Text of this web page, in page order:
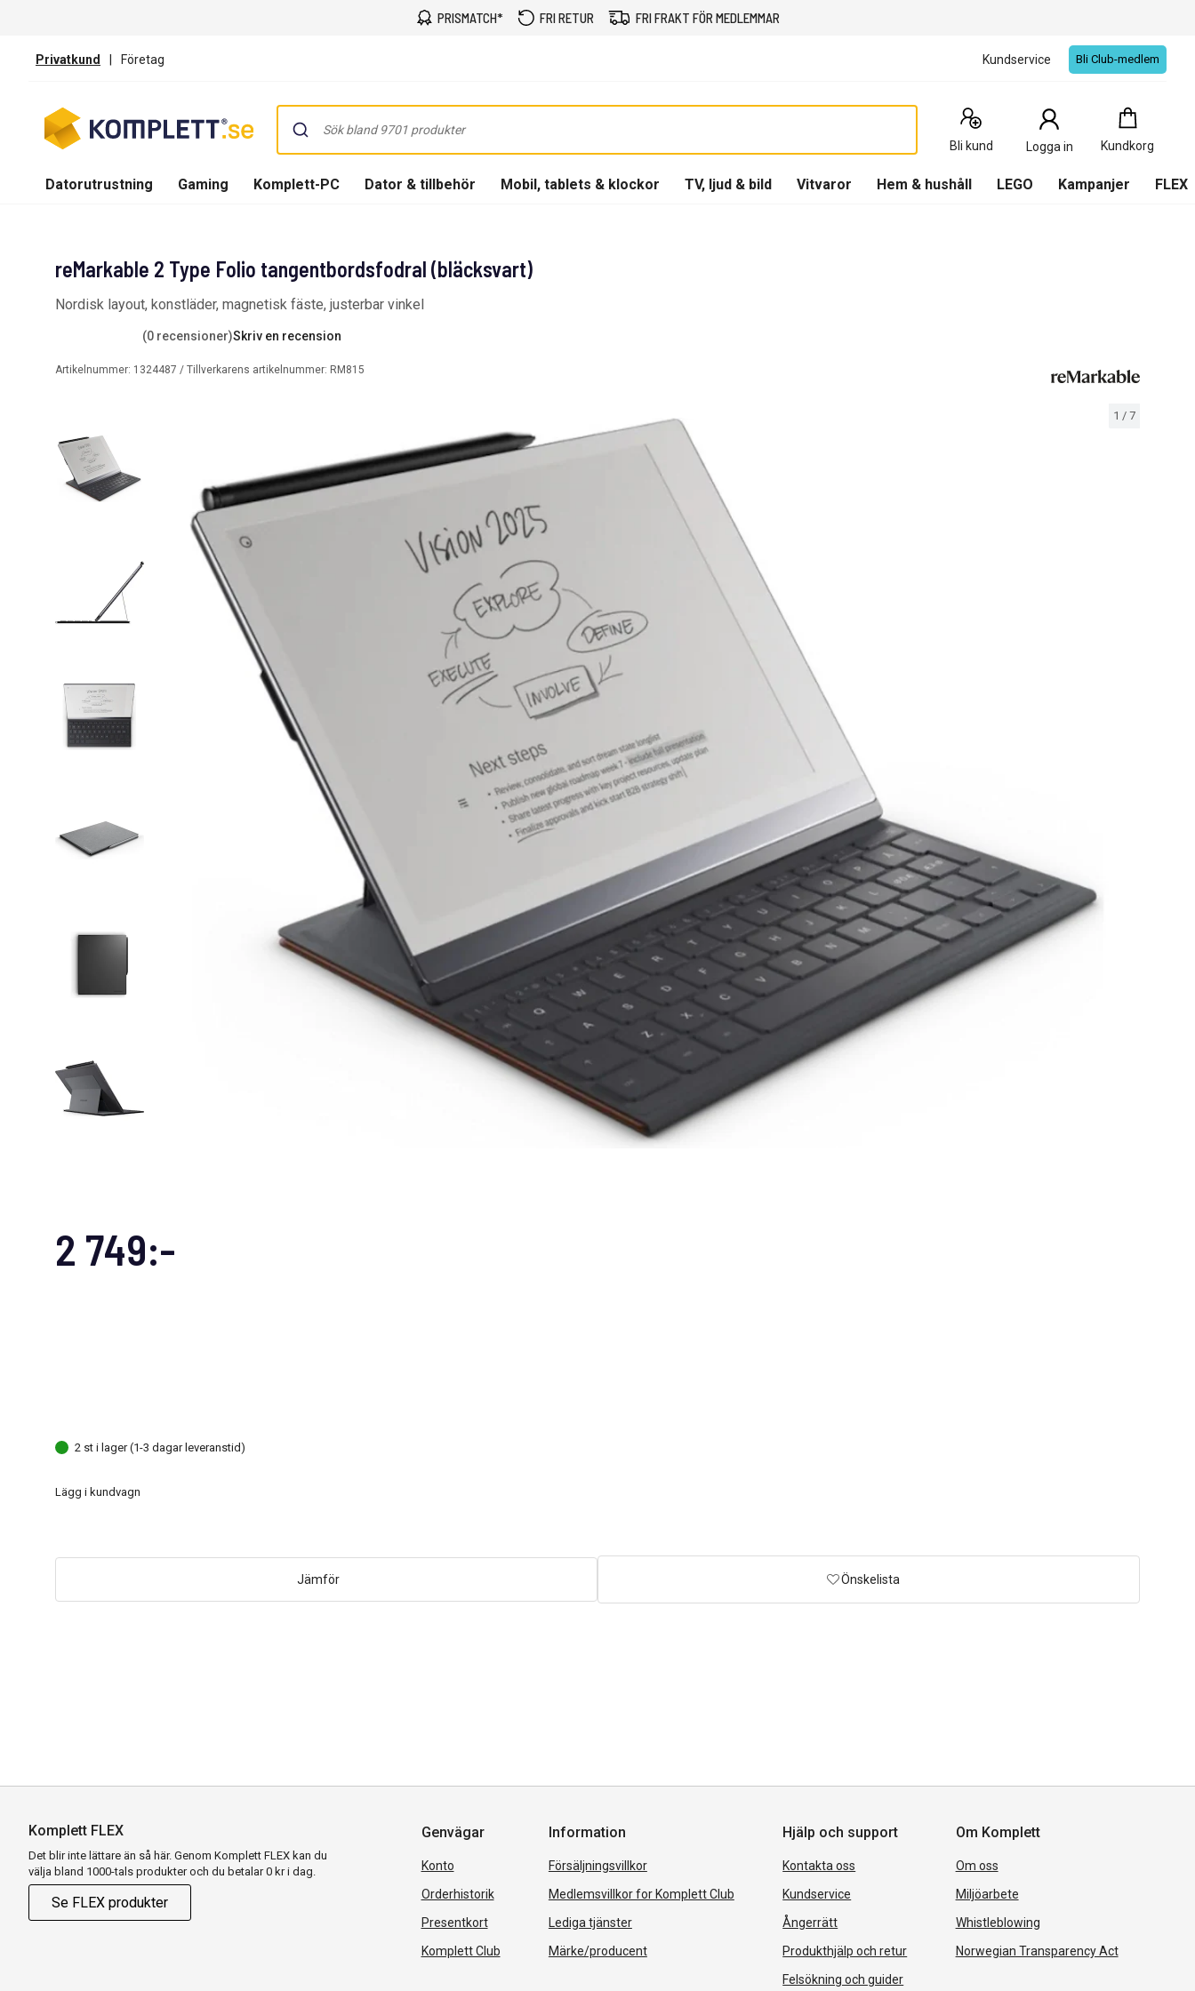
PRISMATCH* FRI RETUR FRI FRAKT FÖR MEDLEMMAR
Privatkund | Företag Kundservice Bli Club-medlem
Bli kund Logga in Kundkorg
Kundkorg
0
Produkter
Datorutrustning Gaming Komplett-PC Dator & tillbehör Mobil, tablets & klockor TV, ljud & bild Vitvaror Hem & hushåll LEGO Kampanjer FLEX
1 / 7
reMarkable 2 Type Folio tangentbordsfodral (bläcksvart)
Nordisk layout, konstläder, magnetisk fäste, justerbar vinkel
(0 recensioner)Skriv en recension
Artikelnummer: 1324487 / Tillverkarens artikelnummer: RM815
2 749:-
2 st i lager (1-3 dagar leveranstid)
Lägg i kundvagn
Jämför Önskelista
Komplett FLEX
Det blir inte lättare än så här. Genom Komplett FLEX kan du
välja bland 1000-tals produkter och du betalar 0 kr i dag.
Se FLEX produkter
Genvägar
Konto
Orderhistorik
Presentkort
Komplett Club
Information
Försäljningsvillkor
Medlemsvillkor for Komplett Club
Lediga tjänster
Märke/producent
Hjälp och support
Kontakta oss
Kundservice
Ångerrätt
Produkthjälp och retur
Felsökning och guider
Om Komplett
Om oss
Miljöarbete
Whistleblowing
Norwegian Transparency Act